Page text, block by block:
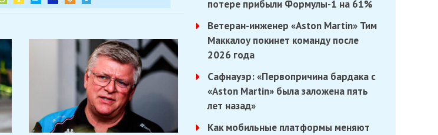
потере прибыли Формулы-1 на 61%
Ветеран-инженер «Aston Martin» Тим
Маккалоу покинет команду после
2026 года
Сафнауэр: «Первопричина бардака с
«Aston Martin» была заложена пять
лет назад»
Как мобильные платформы меняют